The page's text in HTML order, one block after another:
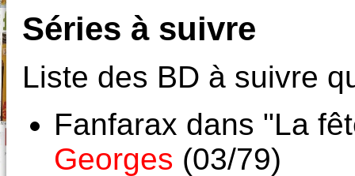
Séries à suivre
Liste des BD à suivre
Fanfarax dans "La
Georges (03/79)